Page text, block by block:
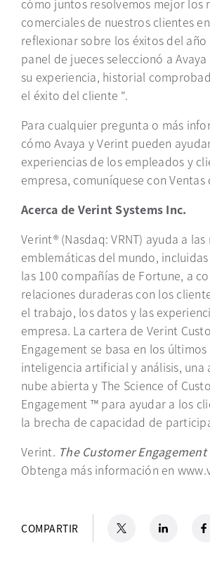
cómo juntos resolvemos mejor los
comerciales de nuestros clientes
reflexionar sobre los éxitos del
panel de jueces seleccionó a
su experiencia, historial
el éxito del cliente ".
Para cualquier pregunta o más
cómo Avaya y Verint pueden
experiencias de los empleados y
empresa, comuníquese con Ventas
Acerca de Verint Systems Inc.
Verint® (Nasdaq: VRNT) ayuda a
emblemáticas del mundo,
las 100 compañías de Fortune, a
relaciones duraderas con los
el trabajo, los datos y las
empresa. La cartera de Verint
Engagement se basa en los últimos
inteligencia artificial y análisis,
nube abierta y The Science of
Engagement ™ para ayudar a los
la brecha de capacidad de
Verint. The Customer
Obtenga más información en
COMPARTIR se abre en una
LinkedIn
se abre en